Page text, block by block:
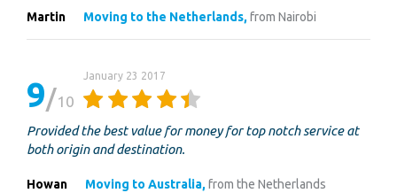
Martin Moving to the Netherlands,from Nairobi
9 10
January 23 2017
Provided the best value for money for top notch service at
both origin and destination.
Howan Moving to Australia,from the Netherlands